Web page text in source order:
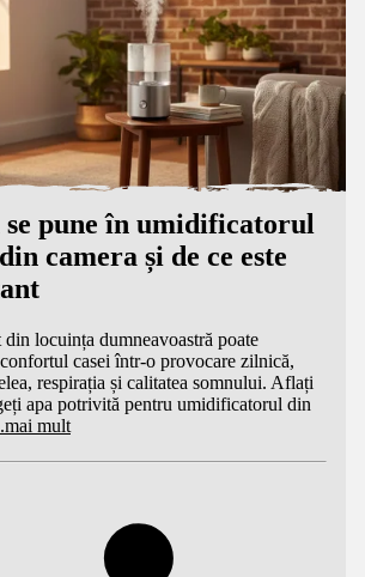
se pune în umidificatorul
camera și de ce este
din locuința dumneavoastră poate
casei într-o provocare zilnică,
respirația și calitatea somnului. Aflați
apa potrivită pentru umidificatorul din
mai mult